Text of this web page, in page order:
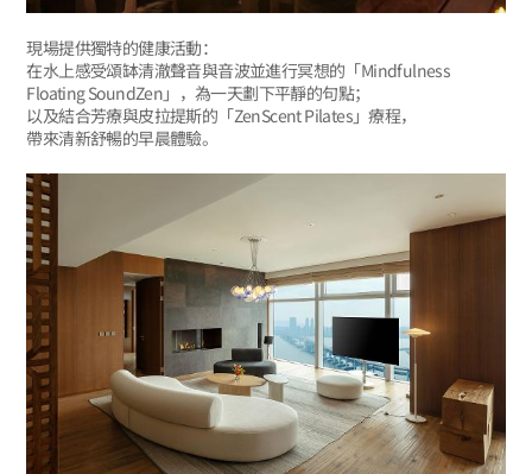
現場提供獨特的健康活動：
在水上感受頌缽清澈聲音與音波並進行冥想的「Mindfulness
Floating SoundZen」，為一天劃下平靜的句點；
以及結合芳療與皮拉提斯的「ZenScent Pilates」療程，
帶來清新舒暢的早晨體驗。